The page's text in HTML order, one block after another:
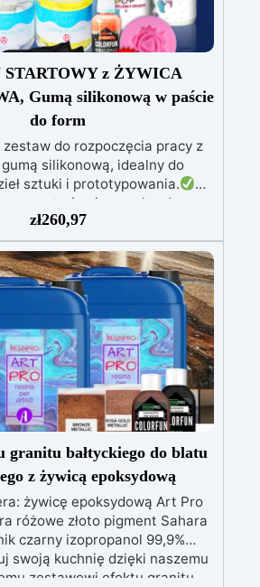
STARTOWY z ŻYWICA
Gumą silikonową w paście
do form
zestaw do rozpoczęcia pracy z
silikonową, idealny do
sztuki i prototypowania.
żywicę epoksydową
możliwą do barwienia
Zawiera białą żywicę
(1000g), którą można barwić
i ma szybki czas utwardzania
Guma silikonowa w paście
użycia z proporcją mieszania
tworzenia niestandardowych
zestawie: pasta barwiąca,
użytku forma silikonowa oraz
nitrilowe.
zł260,97
granitu bałtyckiego do blatu
z żywicą epoksydową
żywicę epoksydową Art Pro
różowe złoto pigment Sahara
czarny izopropanol 99,9%
swoją kuchnię dzięki naszemu
zestawowi efektu granitu